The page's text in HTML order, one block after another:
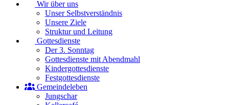
Wir über uns
Unser Selbstverständnis
Unsere Ziele
Struktur und Leitung
Gottesdienste
Der 3. Sonntag
Gottesdienste mit Abendmahl
Kindergottesdienste
Festgottesdienste
Gemeindeleben
Jungschar